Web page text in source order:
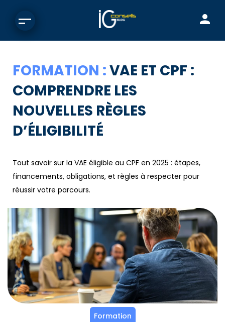
FORMATION :VAE ET CPF :
COMPRENDRE LES
NOUVELLES RÈGLES
D’ÉLIGIBILITÉ
Tout savoir sur la VAE éligible au CPF en 2025 : étapes,
financements, obligations, et règles à respecter pour
réussir votre parcours.
Formation